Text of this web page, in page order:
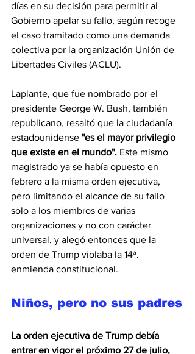
días en su decisión para permitir al
Gobierno apelar su fallo, según recoge
el caso tramitado como una demanda
colectiva por la organización Unión de
Libertades Civiles (ACLU).
Laplante, que fue nombrado por el
presidente George W. Bush, también
republicano, resaltó que la ciudadanía
estadounidense "es el mayor privilegio
que existe en el mundo". Este mismo
magistrado ya se había opuesto en
febrero a la misma orden ejecutiva,
pero limitando el alcance de su fallo
solo a los miembros de varias
organizaciones y no con carácter
universal, y alegó entonces que la
orden de Trump violaba la 14ª.
enmienda constitucional.
Niños, pero no sus padres
La orden ejecutiva de Trump debía
entrar en vigor el próximo 27 de julio,